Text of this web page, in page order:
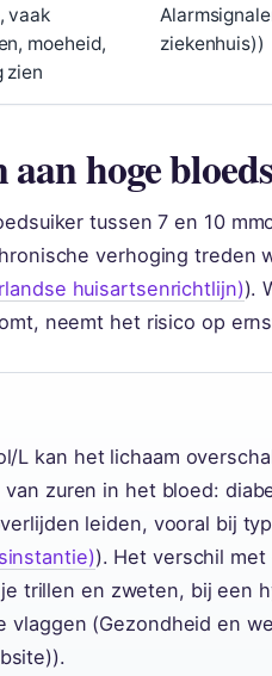
vaak
moeheid,
zien
ziekenhuis))
hoge
tussen 7 en 10
verhoging treden
huisartsenrichtlijn)).
neemt het risico op
L kan het lichaam
zuren in het bloed:
leiden, vooral bij
). Het verschil
trillen en zweten, bij een
vlaggen (Gezondheid en